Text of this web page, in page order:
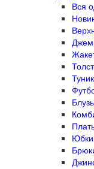
Вся
Юбки